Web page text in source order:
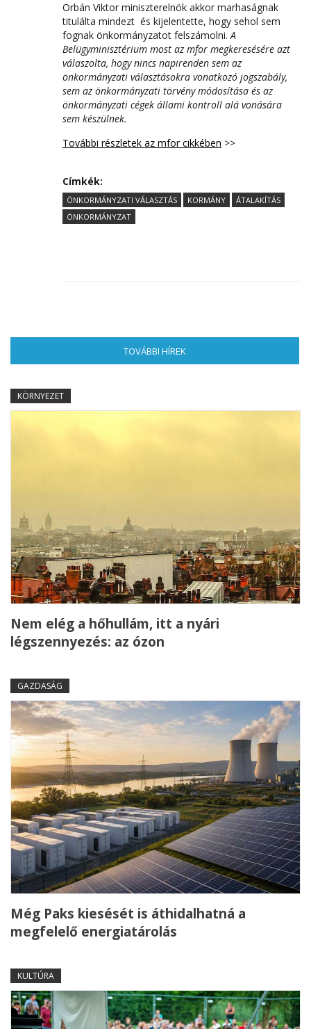
Orbán Viktor miniszterelnök akkor marhaságnak
titulálta mindezt és kijelentette, hogy sehol sem
fognak önkormányzatot felszámolni.A
Belügyminisztérium most az mfor megkeresésére azt
válaszolta, hogy nincs napirenden sem az
önkormányzati választásokra vonatkozó jogszabály,
sem az önkormányzati törvény módosítása és az
önkormányzati cégek állami kontroll alá vonására
sem készülnek.
További részletek az mfor cikkében >>
Címkék:
ÖNKORMÁNYZATI VÁLASZTÁS KORMÁNY
ÁTALAKÍTÁS
ÖNKORMÁNYZAT
TOVÁBBI HÍREK
KÖRNYEZET
Nem elég a hőhullám, itt a nyári
légszennyezés: az ózon
GAZDASÁG
Még Paks kiesését is áthidalhatná a
megfelelő energiatárolás
KULTÚRA